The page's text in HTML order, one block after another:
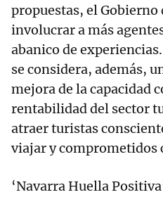
propuestas, el Gobierno
involucrar a más
abanico de
se considera, además,
mejora de la capacidad
rentabilidad del sector
atraer turistas
viajar y comprometidos
‘Navarra Huella